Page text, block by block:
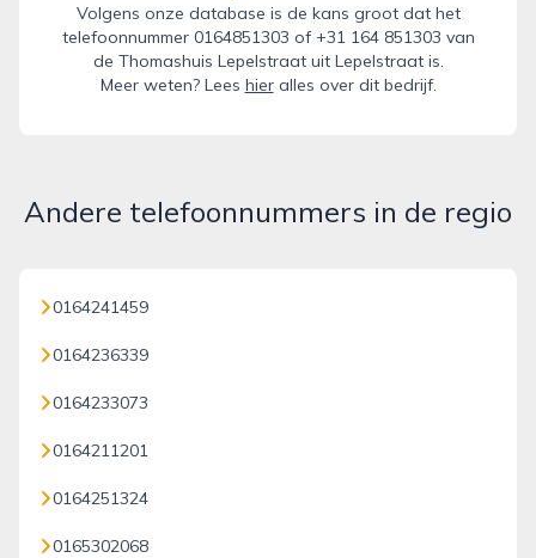
Volgens onze database is de kans groot dat het
telefoonnummer 0164851303 of +31 164 851303 van
de Thomashuis Lepelstraat uit Lepelstraat is.
Meer weten? Lees hieralles over dit bedrijf.
Andere telefoonnummers in de regio
0164241459
0164236339
0164233073
0164211201
0164251324
0165302068